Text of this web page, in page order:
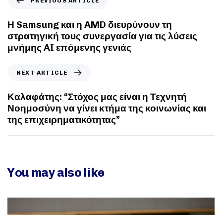
Η Samsung και η AMD διευρύνουν τη
στρατηγική τους συνεργασία για τις λύσεις
μνήμης AI επόμενης γενιάς
NEXT ARTICLE
Καλαφάτης: “Στόχος μας είναι η Τεχνητή
Νοημοσύνη να γίνει κτήμα της κοινωνίας και
της επιχειρηματικότητας”
You may also like